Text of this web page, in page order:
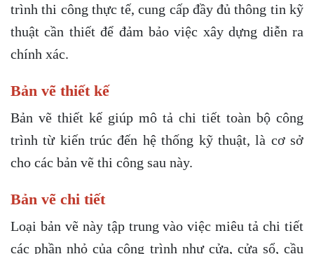
trình thi công thực tế, cung cấp đầy đủ thông tin kỹ
thuật cần thiết để đảm bảo việc xây dựng diễn ra
chính xác.
Bản vẽ thiết kế
Bản vẽ thiết kế giúp mô tả chi tiết toàn bộ công
trình từ kiến trúc đến hệ thống kỹ thuật, là cơ sở
cho các bản vẽ thi công sau này.
Bản vẽ chi tiết
Loại bản vẽ này tập trung vào việc miêu tả chi tiết
các phần nhỏ của công trình như cửa, cửa sổ, cầu